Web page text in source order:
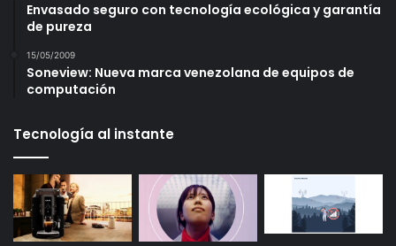
Envasado seguro con tecnología ecológica y garantía
de pureza
15/05/2009
Soneview: Nueva marca venezolana de equipos de
computación
Tecnología al instante